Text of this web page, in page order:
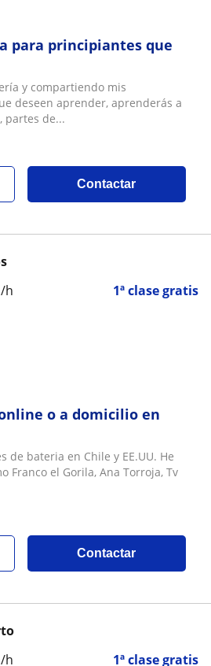
para principiantes que
y compartiendo mis
deseen aprender, aprenderás a
partes de...
Contactar
/h 1ª clase gratis
o a domicilio en
de bateria en Chile y EE.UU. He
Franco el Gorila, Ana Torroja, Tv
Contactar
/h 1ª clase gratis